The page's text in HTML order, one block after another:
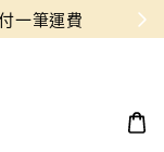
一筆運費